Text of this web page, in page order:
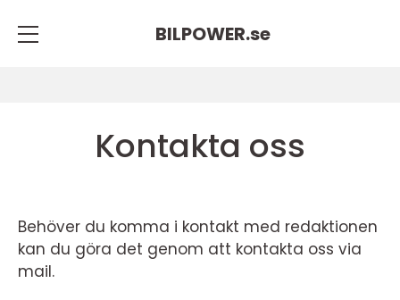
BILPOWER.se
Kontakta oss
Behöver du komma i kontakt med redaktionen
kan du göra det genom att kontakta oss via
mail.